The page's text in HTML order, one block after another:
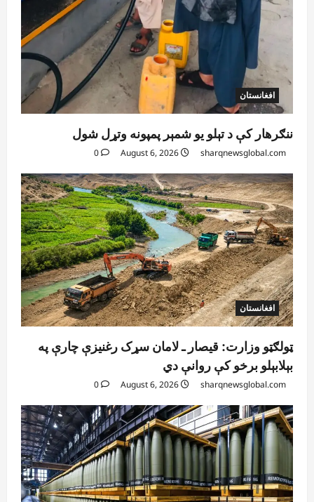
افغانستان
ننګرهار کې د تېلو یو شمېر پمپونه وتړل شول
sharqnewsglobal.com
0
افغانستان
ټولګټو وزارت: قیصار ـ لامان سړک رغنیزې چارې په
بېلابېلو برخو کې روانې دي
sharqnewsglobal.com
0